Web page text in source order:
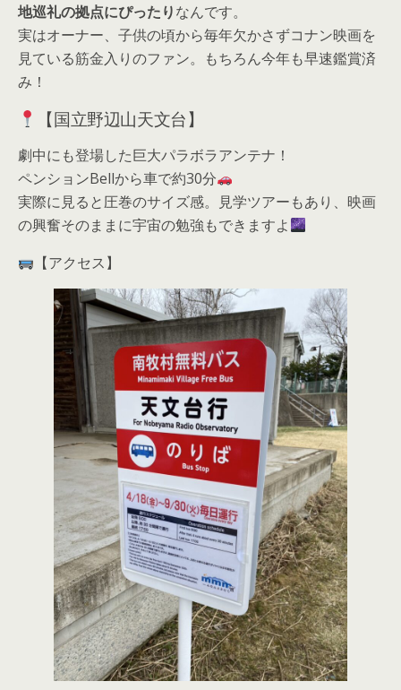
地巡礼の拠点にぴったりなんです。
実はオーナー、子供の頃から毎年欠かさずコナン映画を
見ている筋金入りのファン。もちろん今年も早速鑑賞済
み！
【国立野辺山天文台】
劇中にも登場した巨大パラボラアンテナ！
ペンションBellから車で約30分
実際に見ると圧巻のサイズ感。見学ツアーもあり、映画
の興奮そのままに宇宙の勉強もできますよ
【アクセス】